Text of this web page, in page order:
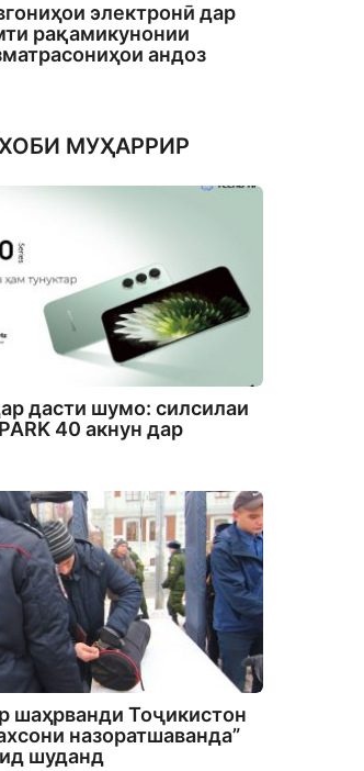
электронӣ дар
рақамикунонии
андоз
МУҲАРРИР
дасти шумо: силсилаи
40 акнун дар
шаҳрванди Тоҷикистон
назоратшаванда”
шуданд